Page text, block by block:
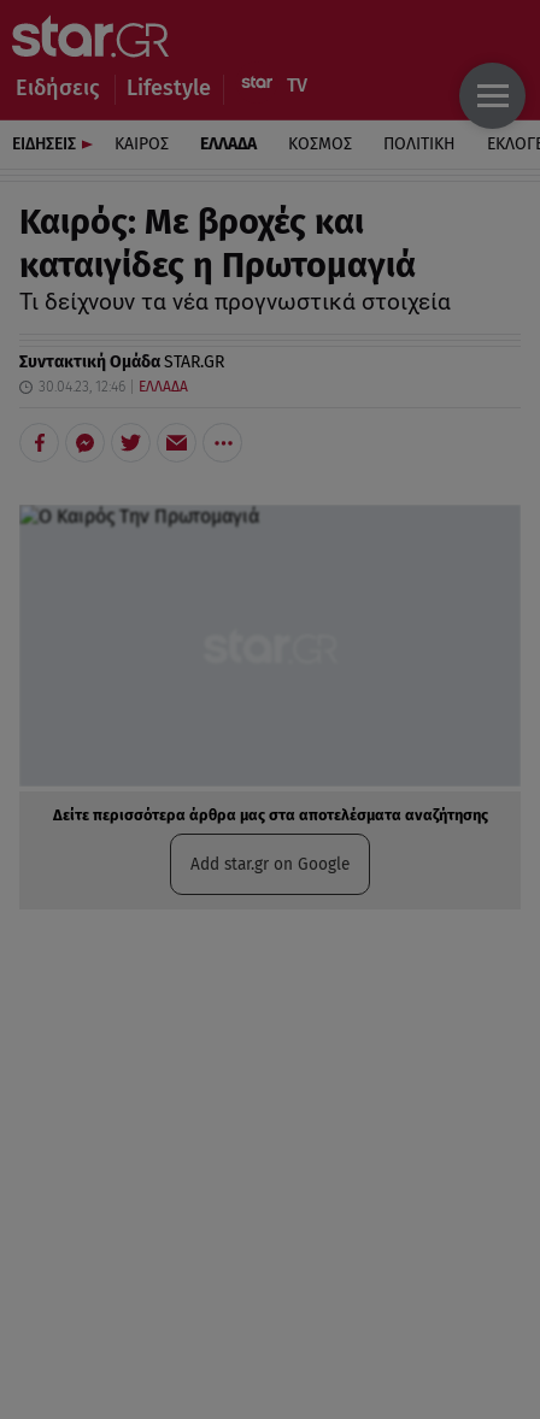
Ειδήσεις Lifestyle
ΕΙΔΗΣΕΙΣ ΚΑΙΡΟΣ ΕΛΛΑΔΑ ΚΟΣΜΟΣ ΠΟΛΙΤΙΚΗ
Καιρός: Με βροχές και
καταιγίδες η Πρωτομαγιά
Τι δείχνουν τα νέα προγνωστικά στοιχεία
Συντακτική ΟμάδαSTAR.GR
30.04.23, 12:46 ΕΛΛΑΔΑ
Δείτε περισσότερα άρθρα μας στα αποτελέσματα αναζήτησης
Add star.gr on Google